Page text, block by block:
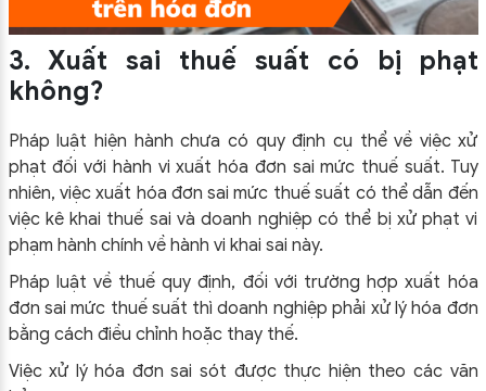
3. Xuất sai thuế suất có bị phạt
không?
Pháp luật hiện hành chưa có quy định cụ thể về việc xử
phạt đối với hành vi xuất hóa đơn sai mức thuế suất. Tuy
nhiên, việc xuất hóa đơn sai mức thuế suất có thể dẫn đến
việc kê khai thuế sai và doanh nghiệp có thể bị xử phạt vi
phạm hành chính về hành vi khai sai này.
Pháp luật về thuế quy định, đối với trường hợp xuất hóa
đơn sai mức thuế suất thì doanh nghiệp phải xử lý hóa đơn
bằng cách điều chỉnh hoặc thay thế.
Việc xử lý hóa đơn sai sót được thực hiện theo các văn